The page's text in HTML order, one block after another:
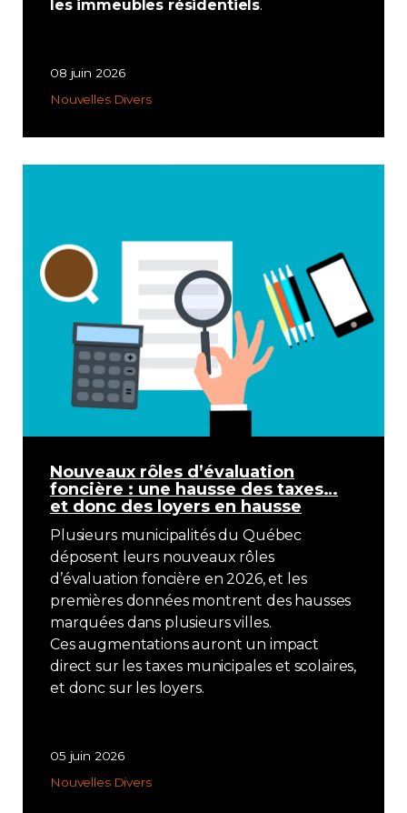
les immeubles résidentiels.
08 juin 2026
Nouvelles Divers
Nouveaux rôles d’évaluation
foncière : une hausse des taxes…
et donc des loyers en hausse
Plusieurs municipalités du Québec
déposent leurs nouveaux rôles
d’évaluation foncière en 2026, et les
premières données montrent des hausses
marquées dans plusieurs villes.
Ces augmentations auront un impact
direct sur les taxes municipales et scolaires,
et donc sur les loyers.
05 juin 2026
Nouvelles Divers